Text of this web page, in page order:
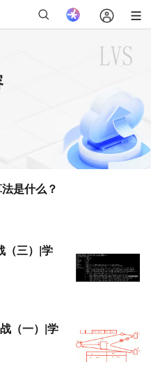
是什么？
（三）|学
（一）|学